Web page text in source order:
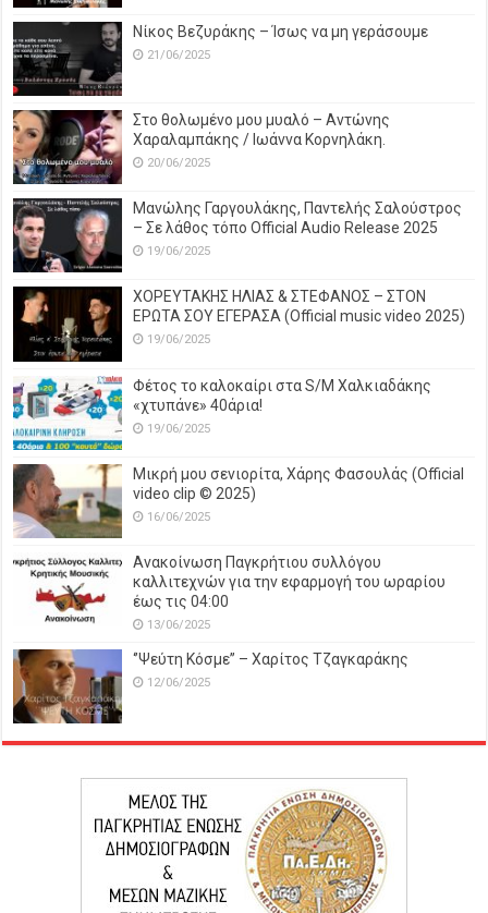
Νίκος Βεζυράκης – Ίσως να μη γεράσουμε
21/06/2025
Στο θολωμένο μου μυαλό – Αντώνης
Χαραλαμπάκης / Ιωάννα Κορνηλάκη.
20/06/2025
Μανώλης Γαργουλάκης, Παντελής Σαλούστρος
– Σε λάθος τόπο Official Audio Release 2025
19/06/2025
ΧΟΡΕΥΤΑΚΗΣ ΗΛΙΑΣ & ΣΤΕΦΑΝΟΣ – ΣΤΟΝ
ΕΡΩΤΑ ΣΟΥ ΕΓΕΡΑΣΑ (Official music video 2025)
19/06/2025
Φέτος το καλοκαίρι στα S/M Χαλκιαδάκης
«χτυπάνε» 40άρια!
19/06/2025
Μικρή μου σενιορίτα, Χάρης Φασουλάς (Official
video clip © 2025)
16/06/2025
Ανακοίνωση Παγκρήτιου συλλόγου
καλλιτεχνών για την εφαρμογή του ωραρίου
έως τις 04:00
13/06/2025
‘’Ψεύτη Κόσμε’’ – Χαρίτος Τζαγκαράκης
12/06/2025